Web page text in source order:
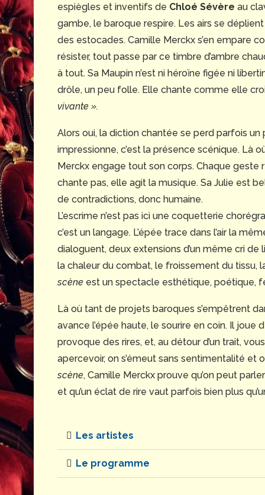
espiègles et inventifs de Chloé Sévère au
gambe, le baroque respire. Les airs se
des estocades. Camille Merckx s’en empare
résister, tout passe par ce timbre d’ambre
à tout. Sa Maupin n’est ni héroïne figée ni
drôle, un peu folle. Elle chante comme elle
vivante ».
Alors oui, la diction chantée se perd parfois
impressionne, c’est la présence scénique. Là
Merckx engage tout son corps. Chaque geste
chante pas, elle agit la musique. Sa Julie est
de contradictions, donc humaine.
L’escrime n’est pas ici une coquetterie
c’est un langage. L’épée trace dans l’air la
dialoguent, deux extensions d’un même cri
la chaleur du combat, le froissement du tissu,
scène est un spectacle esthétique, poétique,
Là où tant de projets baroques s’empêtrent
avance l’épée haute, le sourire en coin. Il
provoque des rires, et, au détour d’un trait,
apercevoir, on s’émeut sans sentimentalité et
scène, Camille Merckx prouve qu’on peut
et qu’un éclat de rire vaut parfois bien plus
Les artistes
Le programme